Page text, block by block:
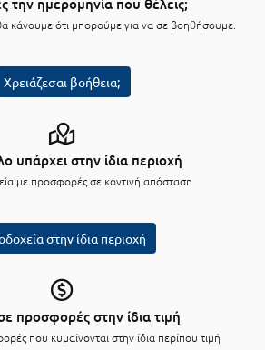
κάνουμε ότι μπορούμε για να σε βοηθήσουμε.
Χρειάζεσαι βοήθεια;
υπάρχει στην ίδια περιοχή
με προσφορές σε κοντινή απόσταση
στην ίδια περιοχή
προσφορές στην ίδια τιμή
που κυμαίνονται στην ίδια περίπου τιμή